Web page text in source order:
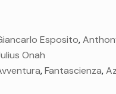
Esposito,
Haas,Xosha Roquemore
Nelson,Rosa Salazar,
Onah
,Fantascienza,